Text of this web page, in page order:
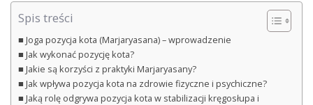
Spis treści
Joga pozycja kota (Marjaryasana) – wprowadzenie
Jak wykonać pozycję kota?
Jakie są korzyści z praktyki Marjaryasany?
Jak wpływa pozycja kota na zdrowie fizyczne i psychiczne?
Jaką rolę odgrywa pozycja kota w stabilizacji kręgosłupa i